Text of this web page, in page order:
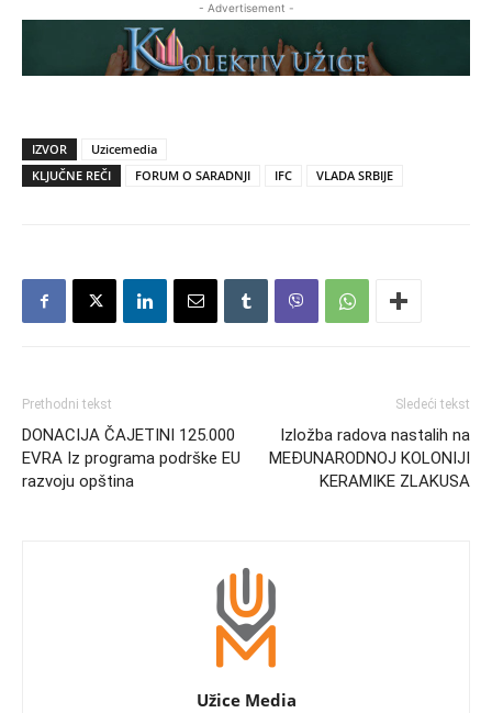
- Advertisement -
IZVOR
Uzicemedia
KLJUČNE REČI
FORUM O SARADNJI IFC VLADA SRBIJE
Prethodni tekst
DONACIJA ČAJETINI 125.000
EVRA Iz programa podrške EU
razvoju opština
Sledeći tekst
Izložba radova nastalih na
MEĐUNARODNOJ KOLONIJI
KERAMIKE ZLAKUSA
Užice Media